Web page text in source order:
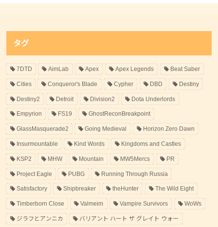
タグ
7DTD AimLab Apex Apex Legends Beat Saber
Cities Conqueror's Blade Cypher DBD Destiny
Destiny2 Detroit Division2 Dota Underlords
Empyrion FS19 GhostReconBreakpoint
GlassMasquerade2 Going Medieval Horizon Zero Dawn
Insurmountable Kind Words Kingdoms and Castles
KSP2 MHW Mountain MW5Mercs PR
Project Eagle PUBG Running Through Russia
Satisfactory Shipbreaker theHunter The Wild Eight
Timberborn Close Valmeim Vampire Survivors WoWs
ジラフとアンニカ バリアント ハート ザ グレイト ウォー